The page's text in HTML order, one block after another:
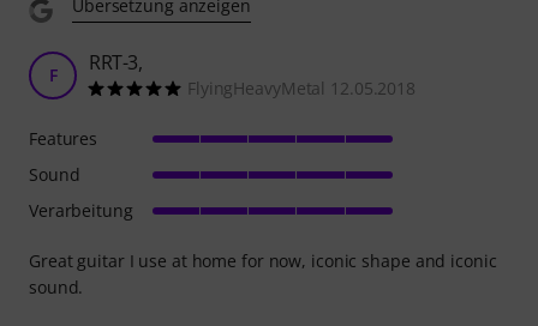
Übersetzung anzeigen
F RRT-3,
FlyingHeavyMetal 12.05.2018
Great guitar I use at home for now, iconic shape and iconic
sound.
Features
Sound
Verarbeitung